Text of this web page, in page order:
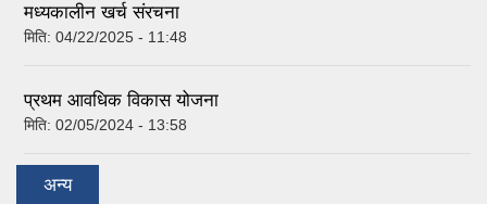
मध्यकालीन खर्च संरचना
मिति: 04/22/2025 - 11:48
प्रथम आवधिक विकास योजना
मिति: 02/05/2024 - 13:58
अन्य